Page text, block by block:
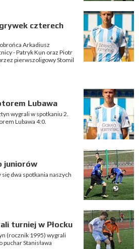
czterech
Arkadiusz
- Patryk Kun oraz Piotr
pierwszoligowy Stomil
Lubawa
wygrali w spotkaniu 2.
Lubawa 4:0.
juniorów
dwa spotkania naszych
turniej w Płocku
(rocznik 1995) wygrali
Stanisława